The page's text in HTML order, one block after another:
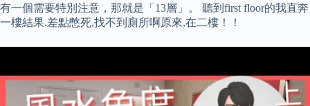
有一個需要特別注意，那就是「13層」。 聽到first floor的我直奔
一樓結果.差點憋死,找不到廁所啊原來,在二樓！！